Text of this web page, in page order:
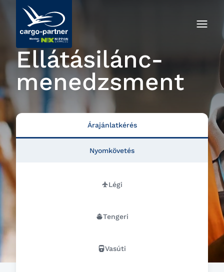
Ellátásilánc-
menedzsment
Árajánlatkérés
Légi
Tengeri
Vasúti
Nyomkövetés